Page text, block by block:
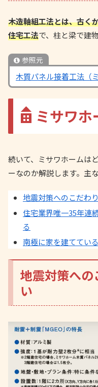
木造軸組工法とは、古く
住宅工法で、柱と梁で建
参照元
木質パネル接着工法（
ミサワ
続いて、ミサワホームは
ーなのか解説します。主
地震対策へのこだわ
住宅業界唯一35年連
る
南極に家を建てている
地震対策へ
い